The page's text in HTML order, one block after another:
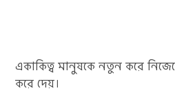
একাকিত্ব মানুষকে নতুন করে
করে দেয়।